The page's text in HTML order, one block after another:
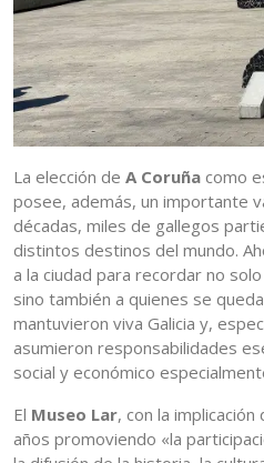
La elección de A Coruña como
posee, además, un importante
décadas, miles de gallegos
distintos destinos del mundo.
a la ciudad para recordar no
sino también a quienes se
mantuvieron viva Galicia y,
asumieron responsabilidades
social y económico
El Museo Lar, con la implicación
años promoviendo «la